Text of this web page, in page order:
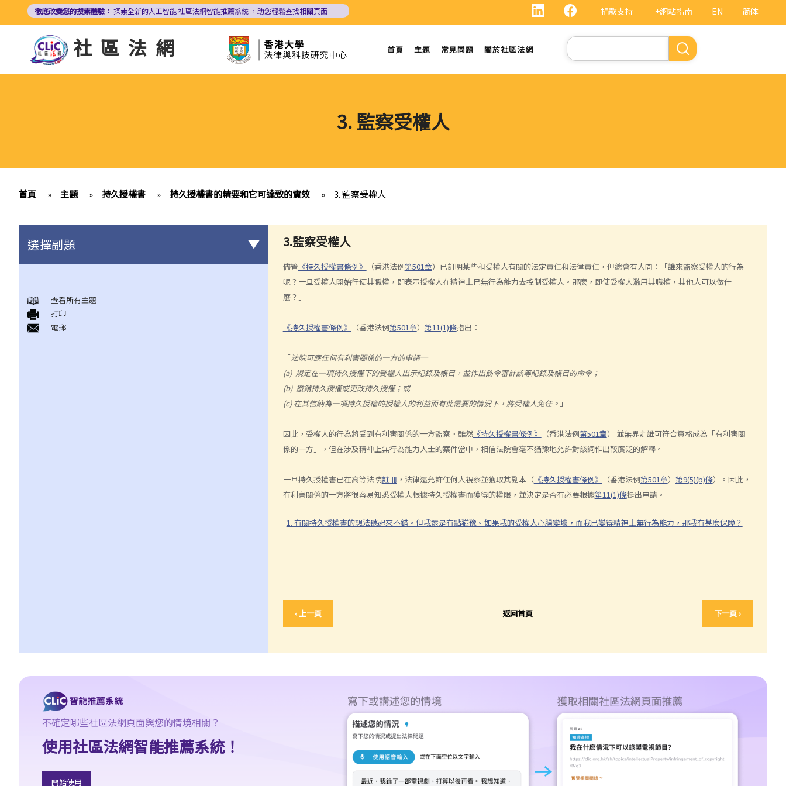
EN 简体
捐款支持 +網站指南
徹底改變您的搜索體驗： 探索全新的人工智能社區法網智能推薦系統 ，助您輕鬆查找相關頁面
社區法網 首頁 主題 常見問題 關於社區法網
Search
3. 監察受權人
首頁 » 主題 » 持久授權書 » 持久授權書的精要和它可達致的實效 » 3. 監察受權人
3.監察受權人
儘管 《持久授權書條例》 （香港法例第501章）已訂明某些和受權人有關的法定責任和法律責任，但總會有人問：「誰來監察受權人的行為
呢？一旦受權人開始行使其職權，即表示授權人在精神上已無行為能力去控制受權人。那麼，即使受權人濫用其職權，其他人可以做什
麼？」
《持久授權書條例》 （香港法例第501章） 第11(1)條指出：
「法院可應任何有利害關係的一方的申請─
(a) 規定在一項持久授權下的受權人出示紀錄及帳目，並作出飭令審計該等紀錄及帳目的命令；
(b) 撤銷持久授權或更改持久授權；或
(c) 在其信納為一項持久授權的授權人的利益而有此需要的情況下，將受權人免任。 」
因此，受權人的行為將受到有利害關係的一方監察。雖然《持久授權書條例》 （香港法例第501章） 並無界定誰可符合資格成為「有利害關
係的一方」，但在涉及精神上無行為能力人士的案件當中，相信法院會毫不猶豫地允許對該詞作出較廣泛的解釋。
一旦持久授權書已在高等法院註冊，法律還允許任何人視察並獲取其副本（ 《持久授權書條例》 （香港法例第501章） 第9(5)(b)條）。因此，
有利害關係的一方將很容易知悉受權人根據持久授權書而獲得的權限，並決定是否有必要根據第11(1)條提出申請。
1. 有關持久授權書的想法聽起來不錯。但我還是有點猶豫。如果我的受權人心腸變壞，而我已變得精神上無行為能力，那我有甚麼保障？
‹ 上一頁 返回首頁 下一頁 ›
選擇副題
持久授權書的精要和它可達致的實效
1. 相關法律
1. 我年紀已老，打算讓兒子替我照顧我的財政事務。他是一位好
障？
4. 受權人的資格
a. 以個人為受權人
1. 我年紀已老，想要訂立一份持久授權書，以便在我變為精神上無
行為能力時，我的兒子可處理我的財政事務。我的兒子是一名律
師，而媳婦是一名醫生。事情應該很易辦吧，只要他們見證我簽署
查看所有主題
打印
電郵
不確定哪些社區法網頁面與您的情境相關？
使用社區法網智能推薦系統！
開始使用